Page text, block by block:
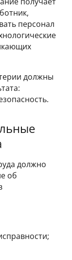
персонал
должны
должно
об